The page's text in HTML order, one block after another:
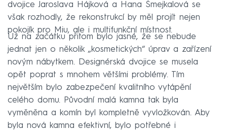
dvojice Jaroslava Hájková a Hana Šmejkalová se
však rozhodly, že rekonstrukcí by měl projít nejen
pokojík pro Miu, ale i multifunkční místnost.
Už na začátku přitom bylo jasné, že se nebude
jednat jen o několik „kosmetických“ úprav a zařízení
novým nábytkem. Designérská dvojice se musela
opět poprat s mnohem většími problémy. Tím
největším bylo zabezpečení kvalitního vytápění
celého domu. Původní malá kamna tak byla
vyměněna a komín byl kompletně vyvložkován. Aby
byla nová kamna efektivní, bylo potřebné i